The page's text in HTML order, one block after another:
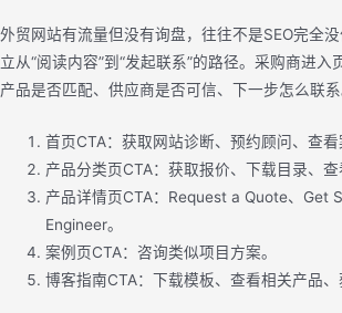
外贸网站有流量但没有询盘，往往不是SEO完全
立从“阅读内容”到“发起联系”的路径。采购商进入
产品是否匹配、供应商是否可信、下一步怎么联系
首页CTA：获取网站诊断、预约顾问、查看
产品分类页CTA：获取报价、下载目录、查
产品详情页CTA：Request a Quote、Get
Engineer。
案例页CTA：咨询类似项目方案。
博客指南CTA：下载模板、查看相关产品、